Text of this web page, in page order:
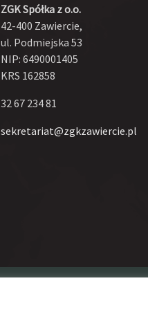
ZGK Spółka z o.o.
42-400 Zawiercie,
ul. Podmiejska 53
NIP: 6490001405
KRS 162858
32 67 234 81
sekretariat@zgkzawiercie.pl